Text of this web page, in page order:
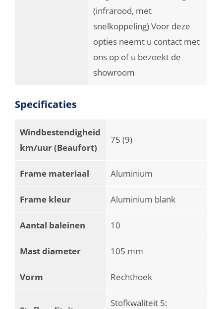
(infrarood, met
snelkoppeling) Voor deze
opties neemt u contact met
ons op of u bezoekt de
showroom
Specificaties
Windbestendigheid
km/uur (Beaufort)
75 (9)
Frame materiaal Aluminium
Frame kleur Aluminium blank
Aantal baleinen 10
Mast diameter 105 mm
Vorm Rechthoek
Stofkwaliteit 5: